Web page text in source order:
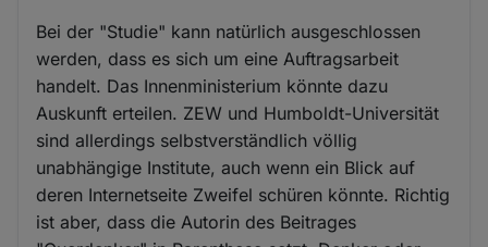
Bei der "Studie" kann natürlich ausgeschlossen
werden, dass es sich um eine Auftragsarbeit
handelt. Das Innenministerium könnte dazu
Auskunft erteilen. ZEW und Humboldt-Universität
sind allerdings selbstverständlich völlig
unabhängige Institute, auch wenn ein Blick auf
deren Internetseite Zweifel schüren könnte. Richtig
ist aber, dass die Autorin des Beitrages